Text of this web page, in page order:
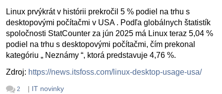
Linux prvýkrát v histórii prekročil 5 % podiel na trhu s
desktopovými počítačmi v USA . Podľa globálnych štatistík
spoločnosti StatCounter za jún 2025 má Linux teraz 5,04 %
podiel na trhu s desktopovými počítačmi, čím prekonal
kategóriu „ Neznámy “, ktorá predstavuje 4,76 %.
Zdroj: https://news.itsfoss.com/linux-desktop-usage-usa/
2 | IT novinky